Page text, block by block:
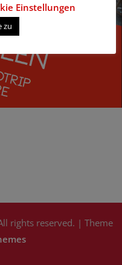
rights reserved. | Theme
Einstellungen
zu